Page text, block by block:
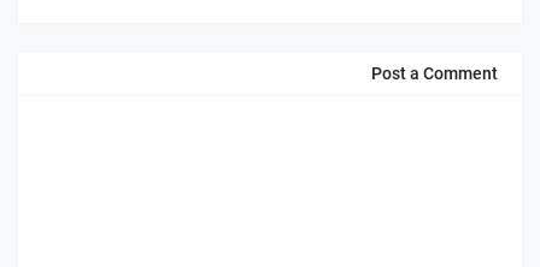
Post a Comment